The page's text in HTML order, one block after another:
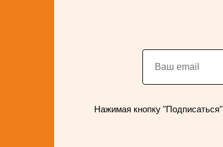
Нажимая кнопку